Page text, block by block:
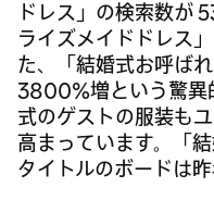
ドレス」の検索数が
ライズメイドドレス
た、「結婚式お呼ば
3800%増という驚異
式のゲストの服装も
高まっています。「
タイトルのボードは